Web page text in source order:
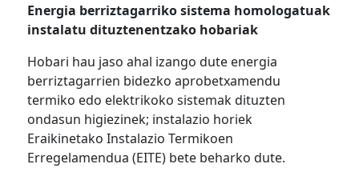
Energia berriztagarriko sistema homologatuak
instalatu dituztenentzako hobariak
Hobari hau jaso ahal izango dute energia
berriztagarrien bidezko aprobetxamendu
termiko edo elektrikoko sistemak dituzten
ondasun higiezinek; instalazio horiek
Eraikinetako Instalazio Termikoen
Erregelamendua (EITE) bete beharko dute.